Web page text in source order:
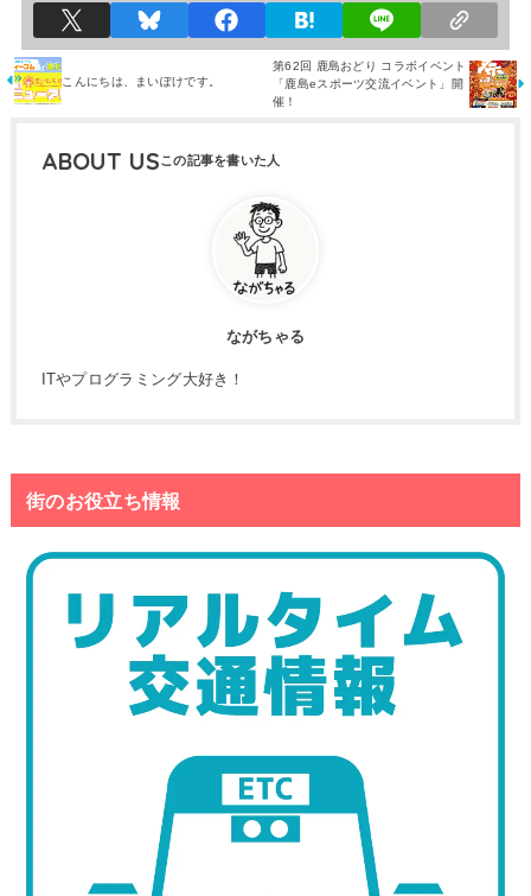
こんにちは、まいぽけです。
第62回 鹿島おどり コラボイベント
「鹿島eスポーツ交流イベント」開
催！
ABOUT US
ながちゃる
ITやプログラミング大好き！
街のお役立ち情報